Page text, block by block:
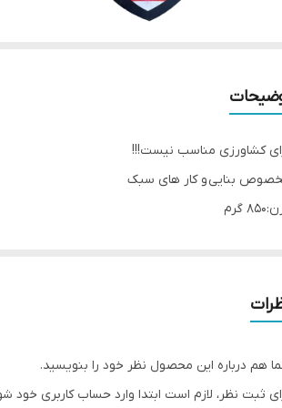
کشاورزی مناسب نیست!!!
بنایی و کار های سبک
گرم
هم درباره این محصول نظر خود را بنویسید.
ثبت نظر، لازم است ابتدا وارد حساب کاربری خود